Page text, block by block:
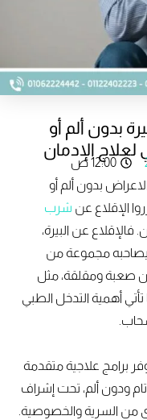
بدون ألم أو
الإدمان
12:00 ص
بدون ألم أو
الإقلاع عنشرب
عن البيرة،
مجموعة من
صعبة ومقلقة، مثل
تأتي أهمية التدخل الطبي
برامج علاجية متقدمة
ودون ألم، تحت إشراف
السرية والخصوصية.